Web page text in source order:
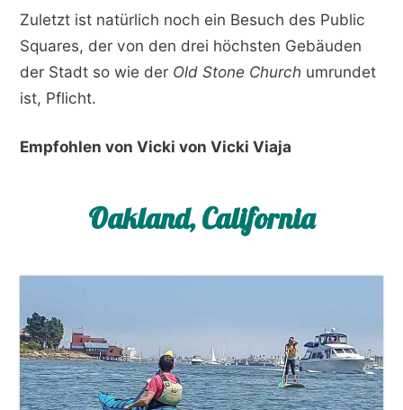
Zuletzt ist natürlich noch ein Besuch des Public
Squares, der von den drei höchsten Gebäuden
der Stadt so wie der Old Stone Church umrundet
ist, Pflicht.
Empfohlen von Vicki von Vicki Viaja
Oakland, California